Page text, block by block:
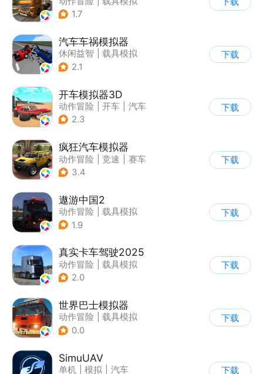
| 汽车
1.7
汽车车祸模拟器
休闲益智
载具模拟
| 赛车
2.1
下载
开车模拟器3D
动作冒险 开车
汽车
| 卡通
2.3
下载
疯狂汽车模拟器
动作冒险 竞速
赛车
| 开放世界
3.4
下载
遨游中国2
动作冒险
载具模拟
| 汽车
1.9
下载
真实卡车驾驶2025
动作冒险
载具模拟
| 汽车
2.0
下载
世界巴士模拟器
动作冒险
载具模拟
| 汽车
0.0
下载
SimuUAV
单机 模拟
汽车
下载